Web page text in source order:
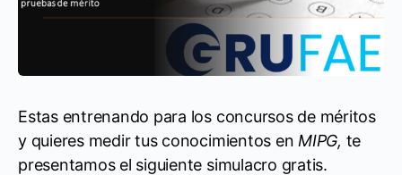
Estas entrenando para los concursos de méritos
y quieres medir tus conocimientos en MIPG, te
presentamos el siguiente simulacro gratis.